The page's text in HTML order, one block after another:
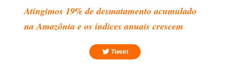
Atingimos 19% de desmatamento acumulado
na Amazônia e os índices anuais crescem
Tweet